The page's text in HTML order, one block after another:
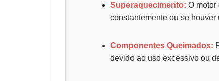
Superaquecimento: O
constantemente ou se
Componentes Queimados:
devido ao uso excessivo ou